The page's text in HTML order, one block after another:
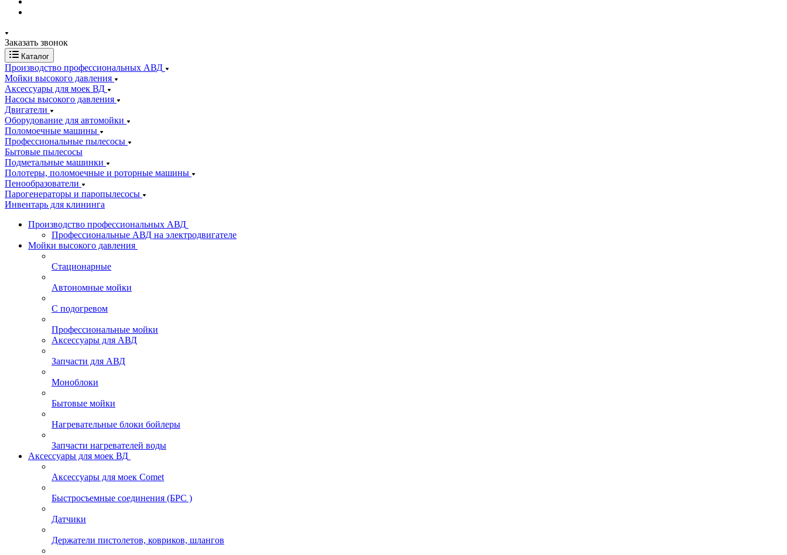
Заказать звонок
Каталог
Производство профессиональных АВД
Мойки высокого давления
Аксессуары для моек ВД
Насосы высокого давления
Двигатели
Оборудование для автомойки
Поломоечные машины
Профессиональные пылесосы
Бытовые пылесосы
Подметальные машинки
Полотеры, поломоечные и роторные машины
Пенообразователи
Парогенераторы и паропылесосы
Инвентарь для клининга
Производство профессиональных АВД
Профессиональные АВД на электродвигателе
Мойки высокого давления
Стационарные
Автономные мойки
С подогревом
Профессиональные мойки
Аксессуары для АВД
Запчасти для АВД
Моноблоки
Бытовые мойки
Нагревательные блоки бойлеры
Запчасти нагревателей воды
Аксессуары для моек ВД
Аксессуары для моек Comet
Быстросъемные соединения (БРС )
Датчики
Держатели пистолетов, ковриков, шлангов